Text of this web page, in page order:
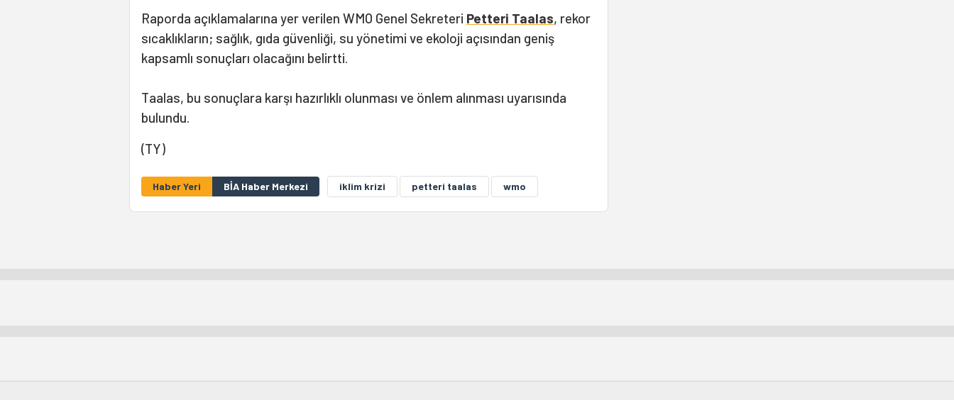
Raporda açıklamalarına yer verilen WMO Genel Sekreteri Petteri Taalas, rekor
sıcaklıkların; sağlık, gıda güvenliği, su yönetimi ve ekoloji açısından geniş
kapsamlı sonuçları olacağını belirtti.
Taalas, bu sonuçlara karşı hazırlıklı olunması ve önlem alınması uyarısında
bulundu.
(TY)
Haber Yeri BİA Haber Merkezi iklim krizi petteri taalas wmo